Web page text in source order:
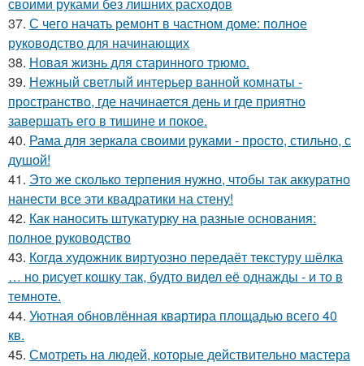
37. С чего начать ремонт в частном доме: полное
руководство для начинающих
38. Новая жизнь для старинного трюмо.
39. Нежный светлый интерьер ванной комнаты -
пространство, где начинается день и где приятно
завершать его в тишине и покое.
40. Рама для зеркала своими руками - просто, стильно, с
душой!
41. Это же сколько терпения нужно, чтобы так аккуратно
нанести все эти квадратики на стену!
42. Как наносить штукатурку на разные основания:
полное руководство
43. Когда художник виртуозно передаёт текстуру шёлка
… но рисует кошку так, будто видел её однажды - и то в
темноте.
44. Уютная обновлённая квартира площадью всего 40
кв.
45. Смотреть на людей, которые действительно мастера